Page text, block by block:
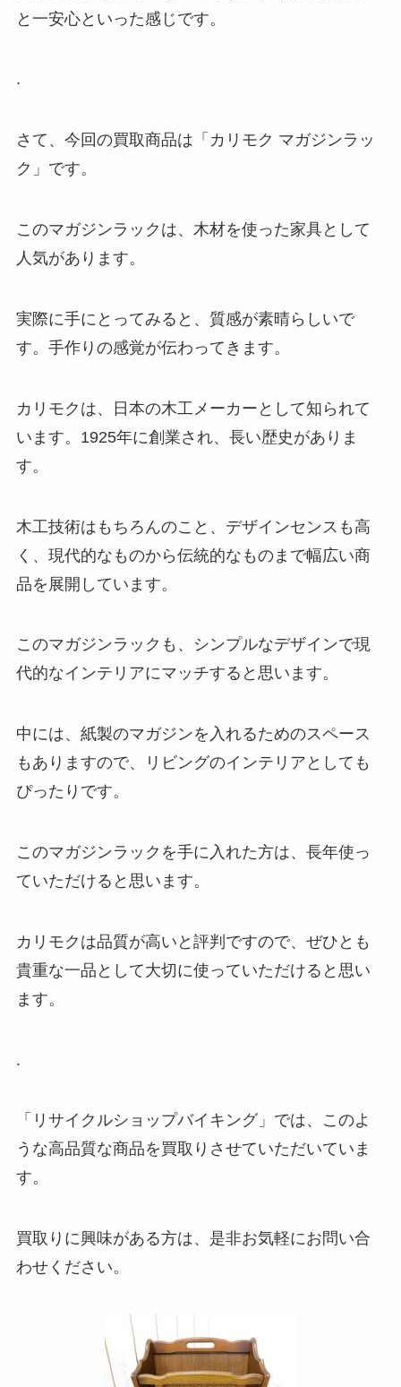
と一安心といった感じです。
.
さて、今回の買取商品は「カリモク マガジンラッ
ク」です。
このマガジンラックは、木材を使った家具として
人気があります。
実際に手にとってみると、質感が素晴らしいで
す。手作りの感覚が伝わってきます。
カリモクは、日本の木工メーカーとして知られて
います。1925年に創業され、長い歴史がありま
す。
木工技術はもちろんのこと、デザインセンスも高
く、現代的なものから伝統的なものまで幅広い商
品を展開しています。
このマガジンラックも、シンプルなデザインで現
代的なインテリアにマッチすると思います。
中には、紙製のマガジンを入れるためのスペース
もありますので、リビングのインテリアとしても
ぴったりです。
このマガジンラックを手に入れた方は、長年使っ
ていただけると思います。
カリモクは品質が高いと評判ですので、ぜひとも
貴重な一品として大切に使っていただけると思い
ます。
.
「リサイクルショップバイキング」では、このよ
うな高品質な商品を買取りさせていただいていま
す。
買取りに興味がある方は、是非お気軽にお問い合
わせください。